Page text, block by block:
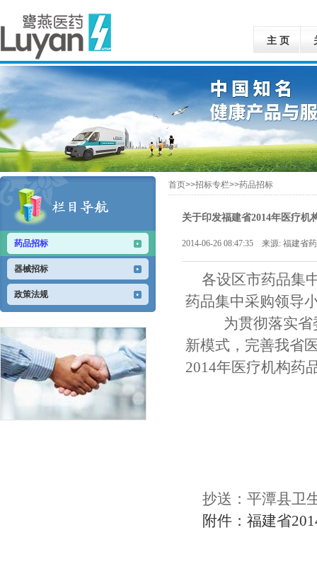
主 页
药品招标
器械招标
政策法规
首页>>招标专栏>>药品招标
关于印发福建省2014年医疗机
2014-06-26 08:47:35 来源: 福建省
各设区市药品集
药品集中采购领导
为贯彻落实省
新模式，完善我省
2014年医疗机构药
抄送：平潭县卫
附件：福建省